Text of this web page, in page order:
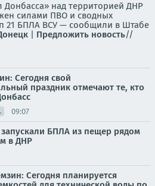
Донбасса» над территорией ДНР
силами ПВО и сводных
21 БПЛА ВСУ — сообщили в Штабе
| Предложить новость//
Сегодня свой
праздник отмечают те, кто
09:07
БПЛА из пещер рядом
в ДНР
Сегодня планируется